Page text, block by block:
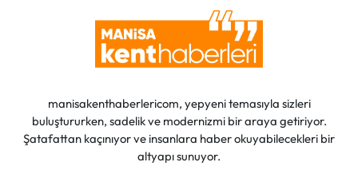
manisakenthaberlericom, yepyeni temasıyla sizleri
buluştururken, sadelik ve modernizmi bir araya getiriyor.
Şatafattan kaçınıyor ve insanlara haber okuyabilecekleri bir
altyapı sunuyor.